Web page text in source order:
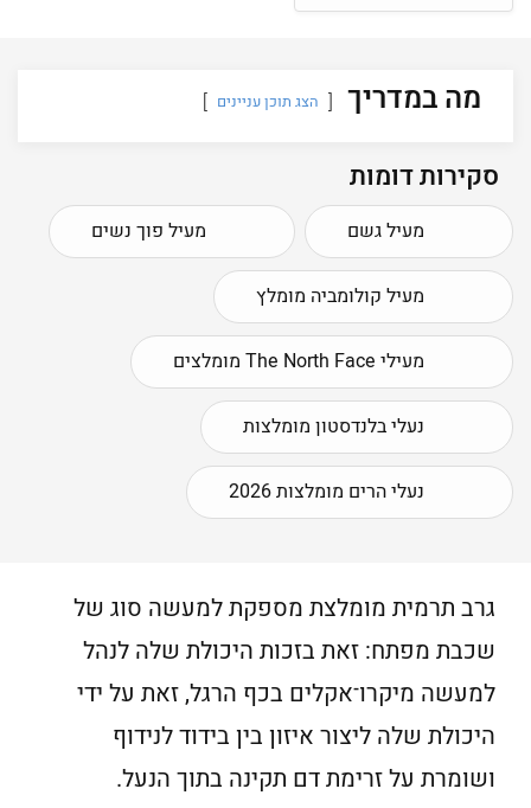
מה במדריך הצג תוכן עניינים
סקירות דומות
מעיל גשם מעיל פוך נשים
מעיל קולומביה מומלץ
מעילי The North Face מומלצים
נעלי בלנדסטון מומלצות
נעלי הרים מומלצות 2026
גרב תרמית מומלצת מספקת למעשה סוג של
שכבת מפתח: זאת בזכות היכולת שלה לנהל
למעשה מיקרו־אקלים בכף הרגל, זאת על ידי
היכולת שלה ליצור איזון בין בידוד לנידוף
ושומרת על זרימת דם תקינה בתוך הנעל.